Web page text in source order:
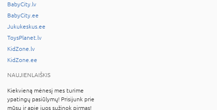
BabyCity.lv
BabyCity.ee
Jukukeskus.ee
ToysPlanet.lv
KidZone.lv
KidZone.ee
NAUJIENLAIŠKIS
Kiekvieną mėnesį mes turime
ypatingų pasiūlymų! Prisijunk prie
mūsų ir apie juos sužinok pirmas!